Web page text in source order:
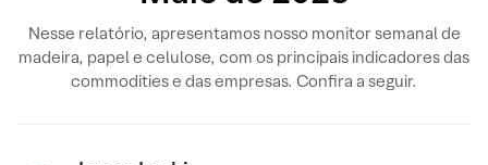
Nesse relatório, apresentamos nosso monitor semanal de
madeira, papel e celulose, com os principais indicadores das
commodities e das empresas. Confira a seguir.